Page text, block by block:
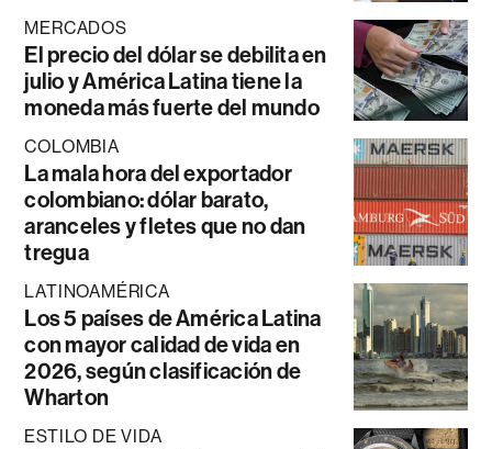
MERCADOS
El precio del dólar se debilita en
julio y América Latina tiene la
moneda más fuerte del mundo
COLOMBIA
La mala hora del exportador
colombiano: dólar barato,
aranceles y fletes que no dan
tregua
LATINOAMÉRICA
Los 5 países de América Latina
con mayor calidad de vida en
2026, según clasificación de
Wharton
ESTILO DE VIDA